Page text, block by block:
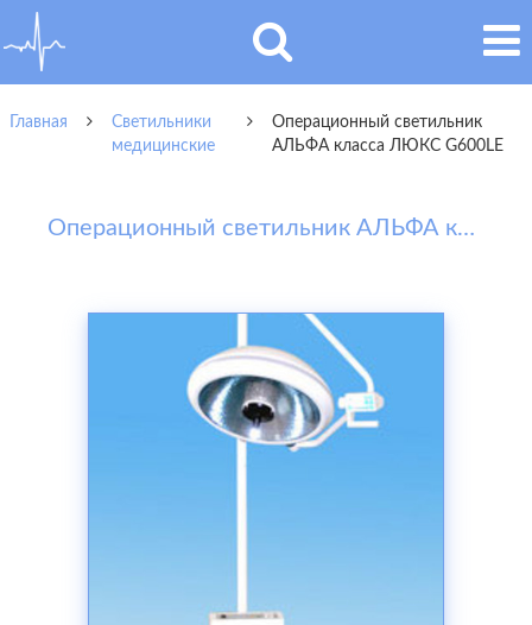
Главная
Светильники
медицинские
Операционный светильник
АЛЬФА класса ЛЮКС G600LE
Операционный светильник АЛЬФА класса ЛЮКС G600LE